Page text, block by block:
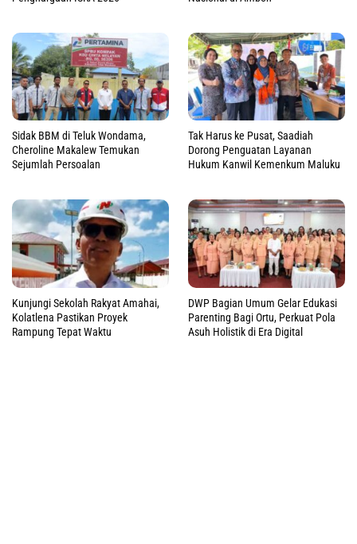
Sidak BBM di Teluk Wondama,
Cheroline Makalew Temukan
Sejumlah Persoalan
Tak Harus ke Pusat, Saadiah
Dorong Penguatan Layanan
Hukum Kanwil Kemenkum Maluku
Kunjungi Sekolah Rakyat Amahai,
Kolatlena Pastikan Proyek
Rampung Tepat Waktu
DWP Bagian Umum Gelar Edukasi
Parenting Bagi Ortu, Perkuat Pola
Asuh Holistik di Era Digital